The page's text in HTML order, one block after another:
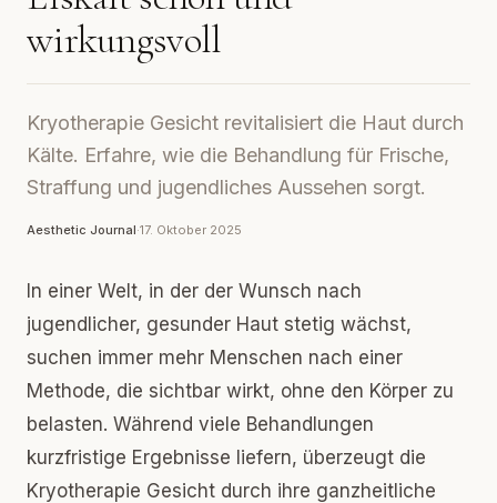
wirkungsvoll
Kryotherapie Gesicht revitalisiert die Haut durch
Kälte. Erfahre, wie die Behandlung für Frische,
Straffung und jugendliches Aussehen sorgt.
Aesthetic Journal·17. Oktober 2025
In einer Welt, in der der Wunsch nach
jugendlicher, gesunder Haut stetig wächst,
suchen immer mehr Menschen nach einer
Methode, die sichtbar wirkt, ohne den Körper zu
belasten. Während viele Behandlungen
kurzfristige Ergebnisse liefern, überzeugt die
Kryotherapie Gesicht durch ihre ganzheitliche